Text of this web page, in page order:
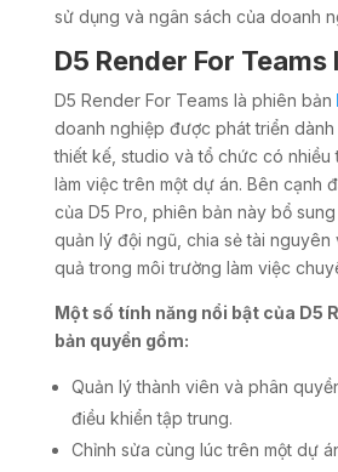
sử dụng và ngân sách của doanh
D5 Render For Teams
D5 Render For Teams là phiên bản
doanh nghiệp được phát triển
thiết kế, studio và tổ chức có nhiều
làm việc trên một dự án. Bên cạnh
của D5 Pro, phiên bản này bổ
quản lý đội ngũ, chia sẻ tài nguyên
quả trong môi trường làm việc
Một số tính năng nổi bật của D5
bản quyền gồm:
Quản lý thành viên và phân
điều khiển tập trung.
Chỉnh sửa cùng lúc trên một dự